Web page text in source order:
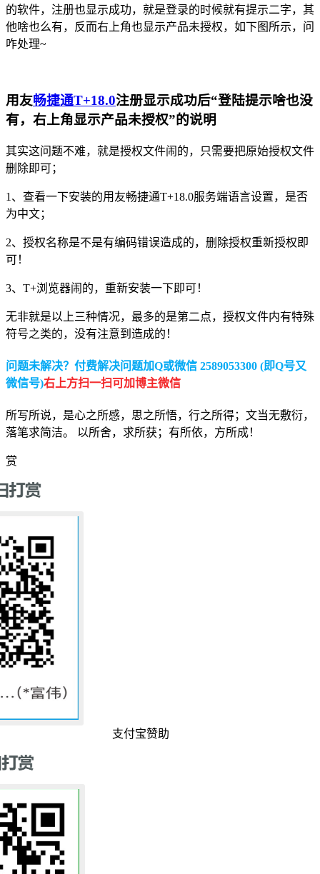
的软件，注册也显示成功，就是登录的时候就有提示二字，其
他啥也么有，反而右上角也显示产品未授权，如下图所示，问
咋处理~
用友畅捷通T+18.0注册显示成功后“登陆提示啥也没
有，右上角显示产品未授权”的说明
其实这问题不难，就是授权文件闹的，只需要把原始授权文件
删除即可；
1、查看一下安装的用友畅捷通T+18.0服务端语言设置，是否
为中文；
2、授权名称是不是有编码错误造成的，删除授权重新授权即
可！
3、T+浏览器闹的，重新安装一下即可！
无非就是以上三种情况，最多的是第二点，授权文件内有特殊
符号之类的，没有注意到造成的！
问题未解决？付费解决问题加Q或微信 2589053300 (即Q号又
微信号)右上方扫一扫可加博主微信
所写所说，是心之所感，思之所悟，行之所得；文当无敷衍，
落笔求简洁。 以所舍，求所获；有所依，方所成！
赏
支付宝赞助